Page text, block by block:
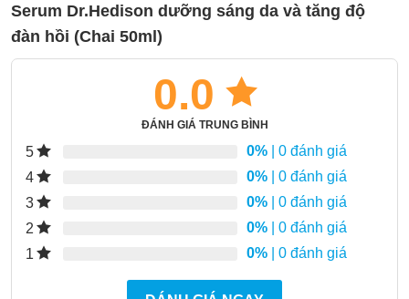
Serum Dr.Hedison dưỡng sáng da và tăng độ
đàn hồi (Chai 50ml)
0.0
ĐÁNH GIÁ TRUNG BÌNH
5 0% | 0 đánh giá
4
0% | 0 đánh giá
3
0% | 0 đánh giá
2
0% | 0 đánh giá
1
0% | 0 đánh giá